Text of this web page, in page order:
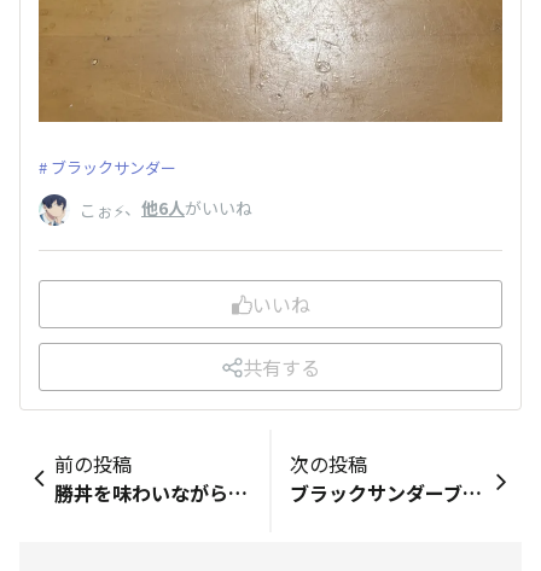
ブラックサンダー
こぉ⚡️、 他6人がいいね
いいね
共有する
前の投稿
勝丼を味わいながら（外部ＬＩＮＫどうぞ）： www.sej.co.jp/products/a/item/046236/ www.family.co.jp/goods/obento/0730358.html
次の投稿
ブラックサンダーブラックモンブランアイスがスーパーでの販売も開始されましたね。 ブラックモンブランが前回コラボしたアイス(ノーコーヒー)は福岡の企業なのに家の近くのトライアル(福岡発のスーパー)では販売してなかったけどブラックサンダーブラックモンブランは売ってました😊 やっぱりコンビニで買うよりスーパーの方が安いですね👍